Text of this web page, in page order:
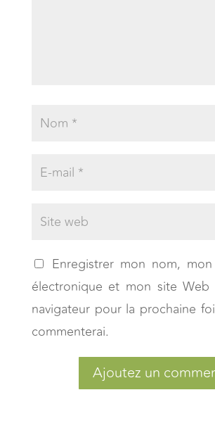
Enregistrer mon nom, mon
électronique et mon site Web
navigateur pour la prochaine
commenterai.
Ajoutez un